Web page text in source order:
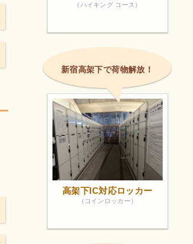
（ハイキング コース）
新宿高架下で荷物解放！
高架下IC対応ロッカー
（コインロッカー）